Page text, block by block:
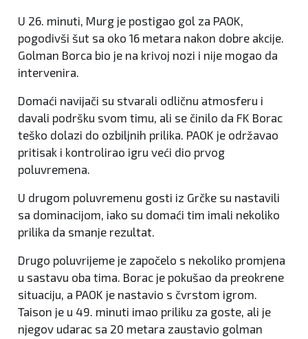
U 26. minuti, Murg je postigao gol za PAOK,
pogodivši šut sa oko 16 metara nakon dobre akcije.
Golman Borca bio je na krivoj nozi i nije mogao da
intervenira.
Domaći navijači su stvarali odličnu atmosferu i
davali podršku svom timu, ali se činilo da FK Borac
teško dolazi do ozbiljnih prilika. PAOK je održavao
pritisak i kontrolirao igru veći dio prvog
poluvremena.
U drugom poluvremenu gosti iz Grčke su nastavili
sa dominacijom, iako su domaći tim imali nekoliko
prilika da smanje rezultat.
Drugo poluvrijeme je započelo s nekoliko promjena
u sastavu oba tima. Borac je pokušao da preokrene
situaciju, a PAOK je nastavio s čvrstom igrom.
Taison je u 49. minuti imao priliku za goste, ali je
njegov udarac sa 20 metara zaustavio golman